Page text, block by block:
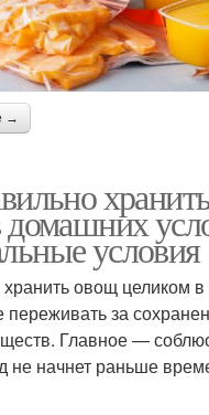
→
условия
овощ целиком
переживать за
Главное —
не начнет раньше